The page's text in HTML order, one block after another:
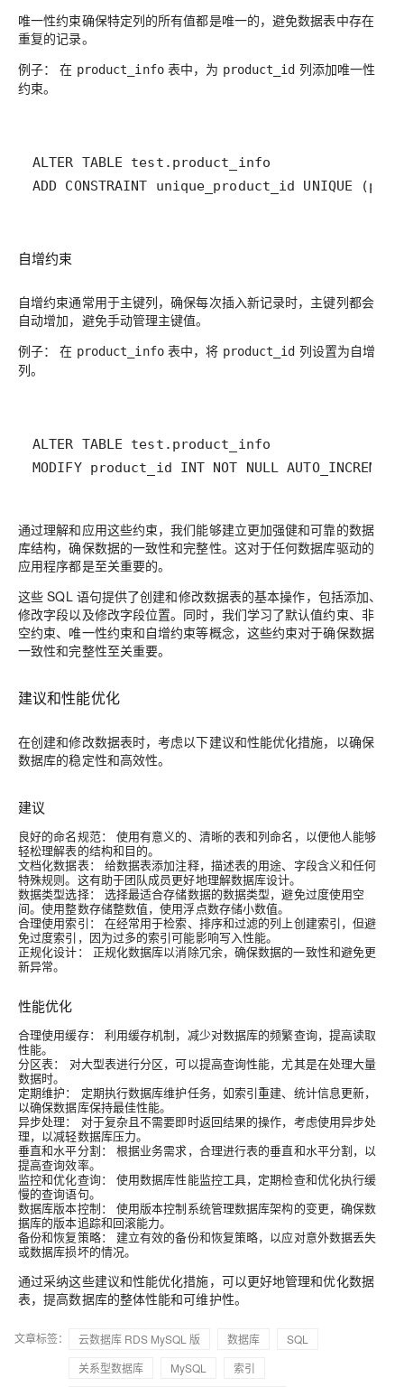
唯一性约束确保特定列的所有值都是唯一的，避免数据表中存在
重复的记录。
例子：
在 product_info表中，为 product_id 列添加唯一性
约束。
自增约束
自增约束通常用于主键列，确保每次插入新记录时，主键列都会
自动增加，避免手动管理主键值。
例子：
在 product_info表中，将 product_id 列设置为自增
列。
通过理解和应用这些约束，我们能够建立更加强健和可靠的数据
库结构，确保数据的一致性和完整性。这对于任何数据库驱动的
应用程序都是至关重要的。
这些 SQL 语句提供了创建和修改数据表的基本操作，包括添加、
修改字段以及修改字段位置。同时，我们学习了默认值约束、非
空约束、唯一性约束和自增约束等概念，这些约束对于确保数据
一致性和完整性至关重要。
建议和性能优化
在创建和修改数据表时，考虑以下建议和性能优化措施，以确保
数据库的稳定性和高效性。
建议
良好的命名规范：
使用有意义的、清晰的表和列命名，以便他人能够
轻松理解表的结构和目的。
文档化数据表：
给数据表添加注释，描述表的用途、字段含义和任何
特殊规则。这有助于团队成员更好地理解数据库设计。
数据类型选择：
选择最适合存储数据的数据类型，避免过度使用空
间。使用整数存储整数值，使用浮点数存储小数值。
合理使用索引：
在经常用于检索、排序和过滤的列上创建索引，但避
免过度索引，因为过多的索引可能影响写入性能。
正规化设计：
正规化数据库以消除冗余，确保数据的一致性和避免更
新异常。
性能优化
合理使用缓存：
利用缓存机制，减少对数据库的频繁查询，提高读取
性能。
分区表：
对大型表进行分区，可以提高查询性能，尤其是在处理大量
数据时。
定期维护：
定期执行数据库维护任务，如索引重建、统计信息更新，
以确保数据库保持最佳性能。
异步处理：
对于复杂且不需要即时返回结果的操作，考虑使用异步处
理，以减轻数据库压力。
垂直和水平分割：
根据业务需求，合理进行表的垂直和水平分割，以
提高查询效率。
监控和优化查询：
使用数据库性能监控工具，定期检查和优化执行缓
慢的查询语句。
数据库版本控制：
使用版本控制系统管理数据库架构的变更，确保数
据库的版本追踪和回滚能力。
备份和恢复策略：
建立有效的备份和恢复策略，以应对意外数据丢失
或数据库损坏的情况。
通过采纳这些建议和性能优化措施，可以更好地管理和优化数据
表，提高数据库的整体性能和可维护性。
文章标签： 云数据库 RDS MySQL 版 数据库
SQL
关系型数据库
MySQL 索引